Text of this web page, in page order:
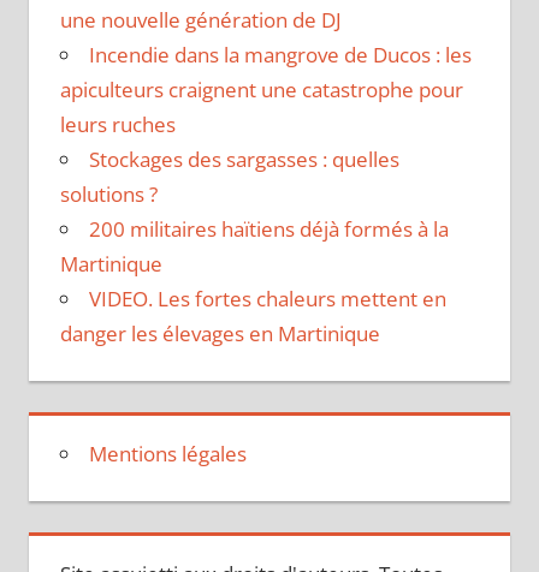
une nouvelle génération de DJ
Incendie dans la mangrove de Ducos : les
apiculteurs craignent une catastrophe pour
leurs ruches
Stockages des sargasses : quelles
solutions ?
200 militaires haïtiens déjà formés à la
Martinique
VIDEO. Les fortes chaleurs mettent en
danger les élevages en Martinique
Mentions légales